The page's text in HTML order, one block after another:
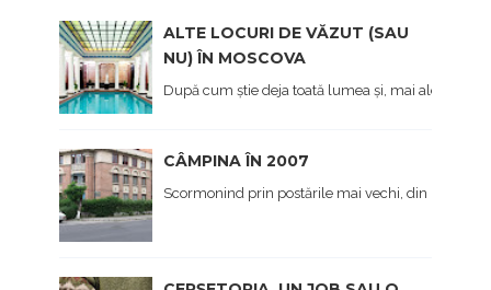
ALTE LOCURI DE VĂZUT (SAU
NU) ÎN MOSCOVA
După cum știe deja toată lumea și, mai ales cei
CÂMPINA ÎN 2007
Scormonind prin postările mai vechi, din prima